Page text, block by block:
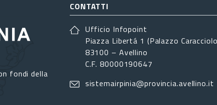
fondi della
CONTATTI
Ufficio Infopoint
Piazza Libertá 1 (Palazzo
83100 – Avellino
C.F. 80000190647
sistemairpinia@provincia.avellino.it